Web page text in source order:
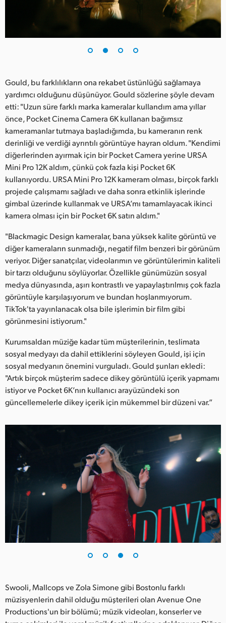
United States
Gould, bu farklılıkların ona rekabet üstünlüğü sağlamaya
yardımcı olduğunu düşünüyor. Gould sözlerine şöyle devam
etti: "Uzun süre farklı marka kameralar kullandım ama yıllar
önce, Pocket Cinema Camera 6K kullanan bağımsız
kameramanlar tutmaya başladığımda, bu kameranın renk
derinliği ve verdiği ayrıntılı görüntüye hayran oldum. "Kendimi
diğerlerinden ayırmak için bir Pocket Camera yerine URSA
Mini Pro 12K aldım, çünkü çok fazla kişi Pocket 6K
kullanıyordu. URSA Mini Pro 12K kameram olması, birçok farklı
projede çalışmamı sağladı ve daha sonra etkinlik işlerinde
gimbal üzerinde kullanmak ve URSA’mı tamamlayacak ikinci
kamera olması için bir Pocket 6K satın aldım."
"Blackmagic Design kameralar, bana yüksek kalite görüntü ve
diğer kameraların sunmadığı, negatif film benzeri bir görünüm
veriyor. Diğer sanatçılar, videolarımın ve görüntülerimin kaliteli
bir tarzı olduğunu söylüyorlar. Özellikle günümüzün sosyal
medya dünyasında, aşırı kontrastlı ve yapaylaştırılmış çok fazla
görüntüyle karşılaşıyorum ve bundan hoşlanmıyorum.
TikTok'ta yayınlanacak olsa bile işlerimin bir film gibi
görünmesini istiyorum."
Kurumsaldan müziğe kadar tüm müşterilerinin, teslimata
sosyal medyayı da dahil ettiklerini söyleyen Gould, işi için
sosyal medyanın önemini vurguladı. Gould şunları ekledi:
"Artık birçok müşterim sadece dikey görüntülü içerik yapmamı
istiyor ve Pocket 6K’nın kullanıcı arayüzündeki son
güncellemelerle dikey içerik için mükemmel bir düzeni var.”
Swooli, Mallcops ve Zola Simone gibi Bostonlu farklı
müzisyenlerin dahil olduğu müşterileri olan Avenue One
Productions'un bir bölümü; müzik videoları, konserler ve